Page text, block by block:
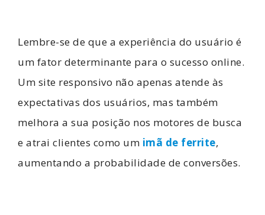
Lembre-se de que a experiência do usuário é
um fator determinante para o sucesso online.
Um site responsivo não apenas atende às
expectativas dos usuários, mas também
melhora a sua posição nos motores de busca
e atrai clientes como um imã de ferrite,
aumentando a probabilidade de conversões.